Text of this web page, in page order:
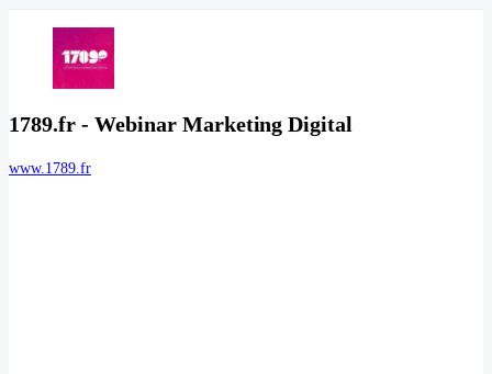
1789.fr - Webinar Marketing Digital
www.1789.fr